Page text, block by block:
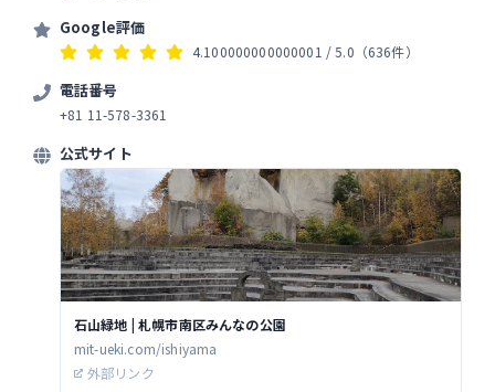
Google評価
4.100000000000001 / 5.0 （636件）
電話番号
+81 11-578-3361
公式サイト
石山緑地 | 札幌市南区みんなの公園
mit-ueki.com/ishiyama
外部リンク